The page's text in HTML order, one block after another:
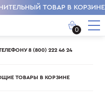
ТОВАР В КОРЗИНЕ
0
8 (800) 222 46 24
ТОВАРЫ В КОРЗИНЕ